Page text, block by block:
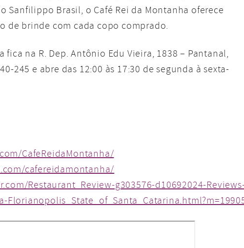
Sanfilippo Brasil, o Café Rei da Montanha oferece
de brinde com cada copo comprado.
fica na R. Dep. Antônio Edu Vieira, 1838 – Pantanal,
245 e abre das 12:00 às 17:30 de segunda à sexta-
CafeReidaMontanha/
cafereidamontanha/
Restaurant_Review-g303576-d10692024-